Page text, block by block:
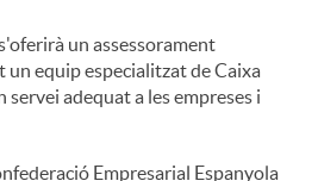
un assessorament
equip especialitzat de Caixa
adequat a les empreses i
Empresarial Espanyola